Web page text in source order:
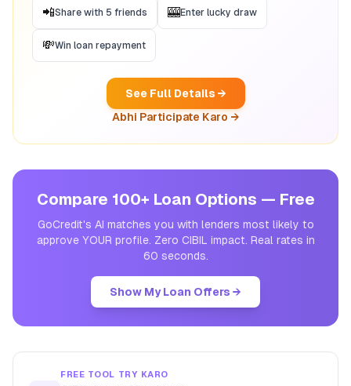
📲Share with 5 friends 🎰Enter lucky draw
💸Win loan repayment
See Full Details →
Abhi Participate Karo →
Compare 100+ Loan Options — Free
GoCredit's AI matches you with lenders most likely to
approve YOUR profile. Zero CIBIL impact. Real rates in
60 seconds.
Show My Loan Offers →
FREE TOOL TRY KARO